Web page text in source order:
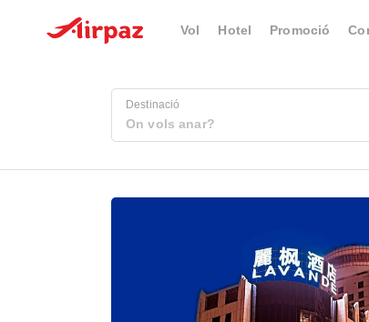
Vol Hotel Promoció
Destinació